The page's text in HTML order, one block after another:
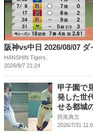
阪神vs中日 2026/08/07 ダ
HANSHIN Tigers.
2026/8/7 21:24
甲子園で
発した世
せる都城
西尾典文
2026/7/31